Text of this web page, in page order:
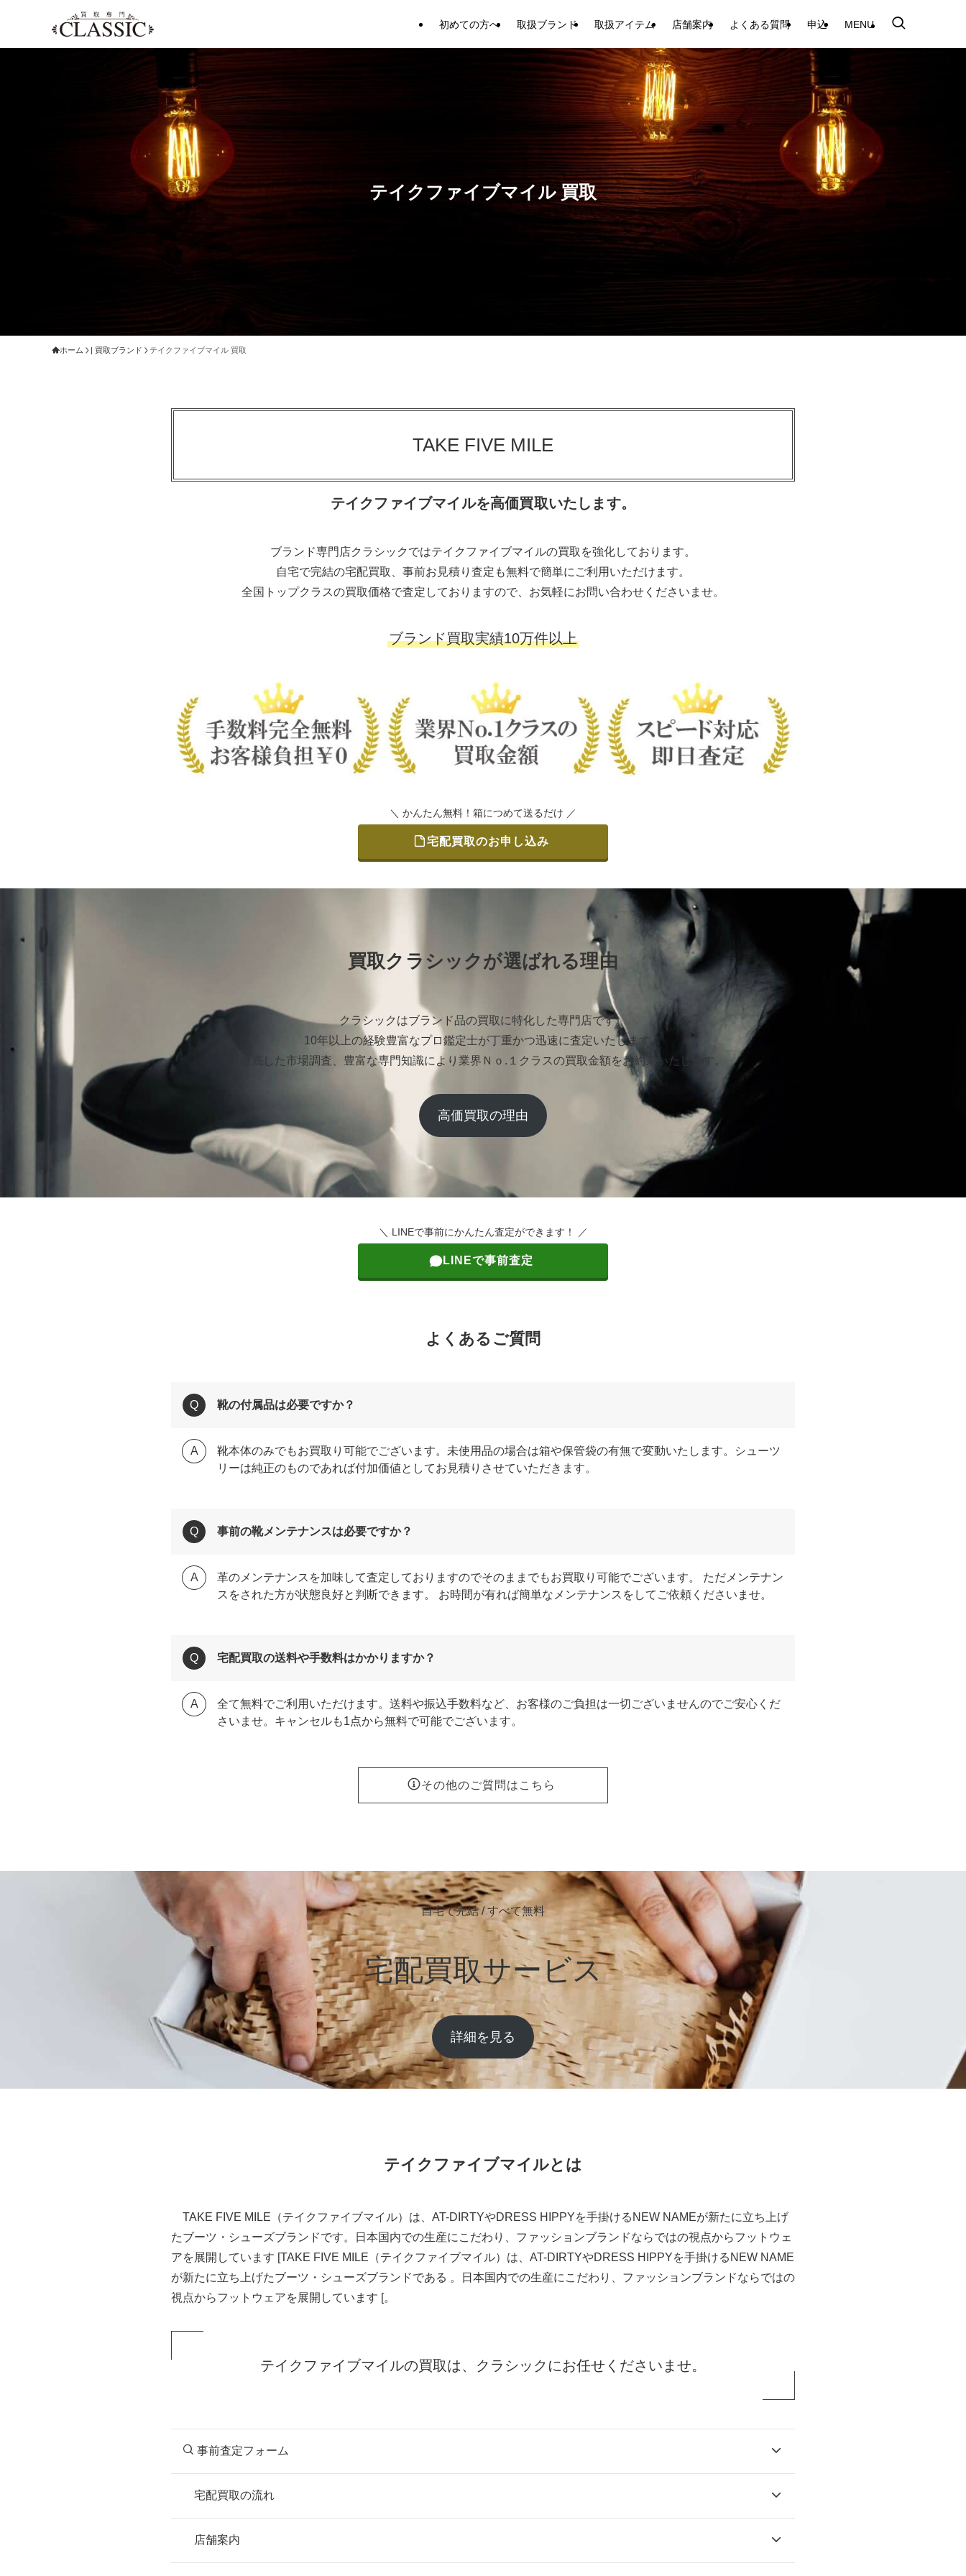
初めての方へ 取扱ブランド 取扱アイテム 店舗案内 よくある質問 申込 MENU
テイクファイブマイル 買取
ホーム | 買取ブランド テイクファイブマイル 買取
TAKE FIVE MILE
テイクファイブマイルを高価買取いたします。
ブランド専門店クラシックではテイクファイブマイルの買取を強化しております。
自宅で完結の宅配買取、事前お見積り査定も無料で簡単にご利用いただけます。
全国トップクラスの買取価格で査定しておりますので、お気軽にお問い合わせくださいませ。
ブランド買取実績10万件以上
＼ かんたん無料！箱につめて送るだけ ／
宅配買取のお申し込み
買取クラシックが選ばれる理由
クラシックはブランド品の買取に特化した専門店です。
10年以上の経験豊富なプロ鑑定士が丁重かつ迅速に査定いたします。
徹底した市場調査、豊富な専門知識により業界Ｎｏ.１クラスの買取金額をお約束いたします。
高価買取の理由
＼ LINEで事前にかんたん査定ができます！ ／
LINEで事前査定
よくあるご質問
靴の付属品は必要ですか？
靴本体のみでもお買取り可能でございます。未使用品の場合は箱や保管袋の有無で変動いたします。シューツ
リーは純正のものであれば付加価値としてお見積りさせていただきます。
事前の靴メンテナンスは必要ですか？
革のメンテナンスを加味して査定しておりますのでそのままでもお買取り可能でございます。 ただメンテナン
スをされた方が状態良好と判断できます。 お時間が有れば簡単なメンテナンスをしてご依頼くださいませ。
宅配買取の送料や手数料はかかりますか？
全て無料でご利用いただけます。送料や振込手数料など、お客様のご負担は一切ございませんのでご安心くだ
さいませ。キャンセルも1点から無料で可能でございます。
その他のご質問はこちら
自宅で完結 / すべて無料
宅配買取サービス
詳細を見る
テイクファイブマイルとは
TAKE FIVE MILE（テイクファイブマイル）は、AT-DIRTYやDRESS HIPPYを手掛けるNEW NAMEが新たに立ち上げ
たブーツ・シューズブランドです。日本国内での生産にこだわり、ファッションブランドならではの視点からフットウェ
アを展開しています [TAKE FIVE MILE（テイクファイブマイル）は、AT-DIRTYやDRESS HIPPYを手掛けるNEW NAME
が新たに立ち上げたブーツ・シューズブランドである 。日本国内での生産にこだわり、ファッションブランドならではの
視点からフットウェアを展開しています [。
テイクファイブマイルの買取は、クラシックにお任せくださいませ。
事前査定フォーム
宅配買取の流れ
お申込み
店舗案内